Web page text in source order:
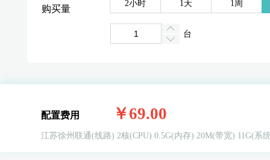
购买量
2小时 1天 1周
台
配置费用 ￥69.00
江苏徐州联通(线路) 2核(CPU) 0.5G(内存) 20M(带宽) 11G(系